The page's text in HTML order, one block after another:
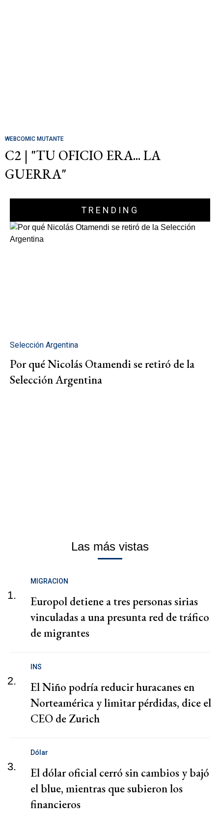
WEBCOMIC MUTANTE
C2 | "TU OFICIO ERA... LA
GUERRA"
TRENDING
Selección Argentina
Por qué Nicolás Otamendi se retiró de la
Selección Argentina
Las más vistas
1.
MIGRACION
Europol detiene a tres personas sirias
vinculadas a una presunta red de tráfico
de migrantes
2.
INS
El Niño podría reducir huracanes en
Norteamérica y limitar pérdidas, dice el
CEO de Zurich
3.
Dólar
El dólar oficial cerró sin cambios y bajó
el blue, mientras que subieron los
financieros